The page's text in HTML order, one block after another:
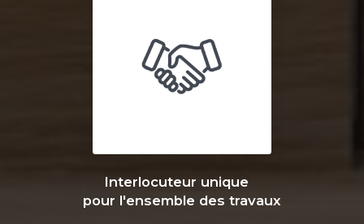
Interlocuteur unique
pour l'ensemble des travaux